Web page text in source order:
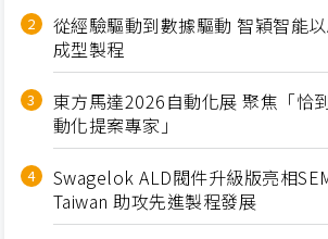
從經驗驅動到數據驅動 智穎智能
成型製程
東方馬達2026自動化展 聚焦「恰
動化提案專家」
Swagelok ALD閥件升級版亮相
Taiwan 助攻先進製程發展